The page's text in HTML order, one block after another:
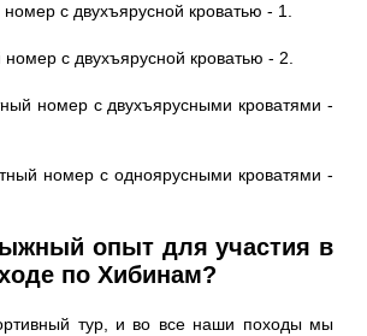
с двухъярусной кроватью - 1.
с двухъярусной кроватью - 2.
номер с двухъярусными кроватями -
номер с одноярусными кроватями -
опыт для участия в
по Хибинам?
тур, и во все наши походы мы